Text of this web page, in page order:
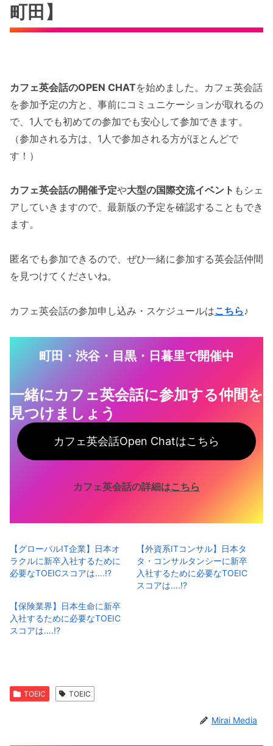
町田】
カフェ英会話のOPEN CHATを始めました。カフェ英会話
を参加予定の方と、事前にコミュニケーションが取れるの
で、1人でも初めての参加でも安心して参加できます。
（参加される方は、1人で参加される方がほとんどで
す！）
カフェ英会話の開催予定や大型の国際交流イベント もシェ
アしていきますので、最新版の予定を確認することもでき
ます。
匿名でも参加できるので、ぜひ一緒に参加する英会話仲間
を見つけてくださいね。
カフェ英会話の参加申し込み・スケジュールはこちら♪
町田・渋谷・目黒・日暮里で開催中
一緒にカフェ英会話に参加する仲間を
見つけ ましょう
カフェ英会話Open Chatはこちら
カフェ英会話の詳細はこちら
【グローバルIT企業】日本オ
ラクルに新卒入社するために
必要なTOEICスコアは….!?
【外資系ITコンサル】日本タ
タ・コンサルタンシーに新卒
入社するために必要なTOEIC
スコアは….!?
【保険業界】日本生命に新卒
入社するために必要なTOEIC
スコアは….!?
TOEIC TOEIC
Mirai Media